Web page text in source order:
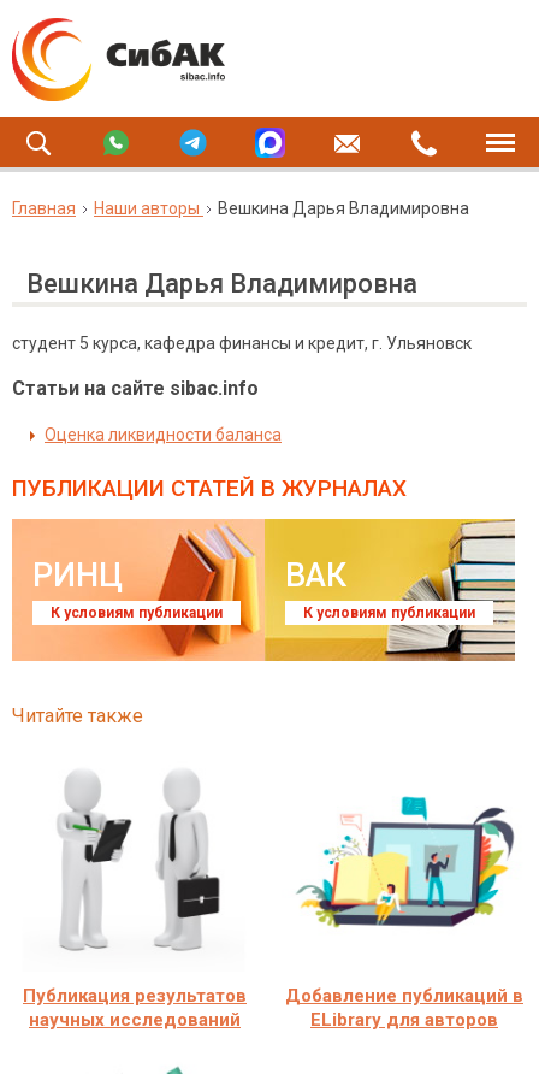
Главная Наши авторы Вешкина Дарья Владимировна
Вешкина Дарья Владимировна
студент 5 курса, кафедра финансы и кредит, г. Ульяновск
Статьи на сайте sibac.info
Оценка ликвидности баланса
ПУБЛИКАЦИИ СТАТЕЙ В ЖУРНАЛАХ
РИНЦ
К условиям публикации
ВАК
К условиям публикации
Читайте также
Публикация результатов
научных исследований
Добавление публикаций в
ELibrary для авторов